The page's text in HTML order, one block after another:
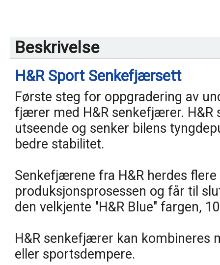
Beskrivelse
H&R Sport Senkefjærsett
Første steg for oppgradering av
fjærer med H&R senkefjærer.
utseende og senker bilens
bedre stabilitet.
Senkefjærene fra H&R herdes
produksjonsprosessen og får til
den velkjente "H&R Blue" fargen,
H&R senkefjærer kan kombineres
eller sportsdempere.